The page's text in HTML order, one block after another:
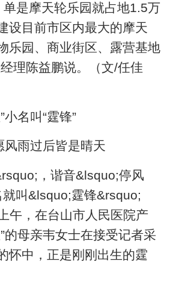
是摩天轮乐园就占地1.5万
设目前市区内最大的摩天
乐园、商业街区、露营基地
理陈益鹏说。（文/任佳
小名叫“霆锋”
风雨过后皆是晴天
，谐音&lsquo;停风
叫&lsquo;霆锋&rsquo;
午，在台山市人民医院产
的母亲韦女士在接受记者采
怀中，正是刚刚出生的霆